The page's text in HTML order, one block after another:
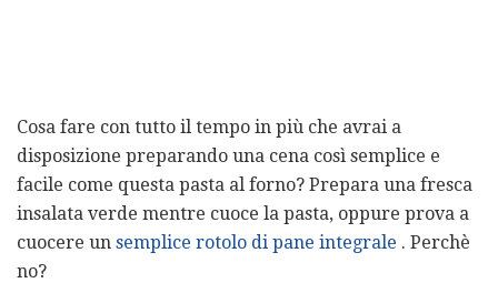
Cosa fare con tutto il tempo in più che avrai a
disposizione preparando una cena così semplice e
facile come questa pasta al forno? Prepara una fresca
insalata verde mentre cuoce la pasta, oppure prova a
cuocere un semplice rotolo di pane integrale . Perchè
no?